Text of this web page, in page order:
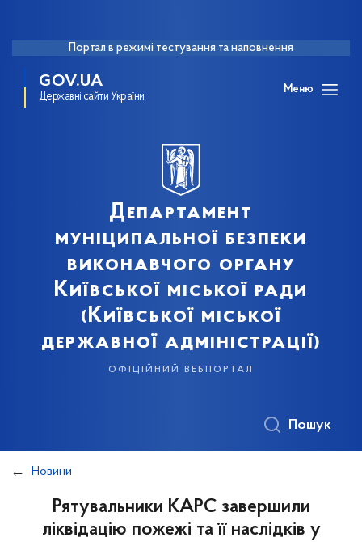
Портал в режимі тестування та наповнення
GOV.UA
Державні сайти України
Меню
Департамент
муніципальної безпеки
виконавчого органу
Київської міської ради
(Київської міської
державної адміністрації)
офіційний вебпортал
Пошук
Новини
Рятувальники КАРС завершили
ліквідацію пожежі та її наслідків у